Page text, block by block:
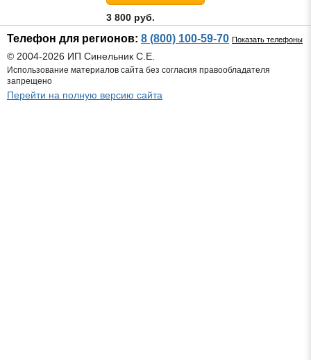
3 800 руб.
Телефон для регионов: 8 (800) 100-59-70 Показать телефоны
© 2004-2026 ИП Синельник С.Е.
Использование материалов сайта без согласия правообладателя
запрещено
Перейти на полную версию сайта